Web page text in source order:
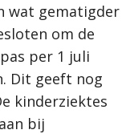
wat gematigder
om de
per 1 juli
Dit geeft nog
kinderziektes
bij